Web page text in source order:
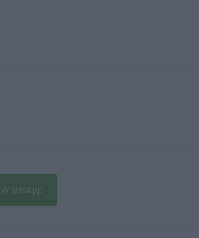
WhatsApp